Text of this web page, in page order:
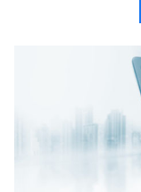
イベント・セミナー情
コラム一覧
日本HP 公式